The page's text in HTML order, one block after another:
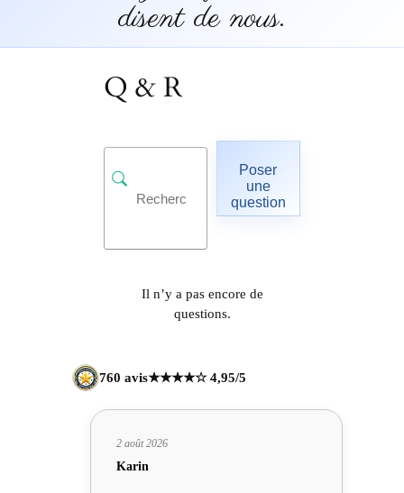
disent de nous.
Q & R
Poser
une
question
Il n’y a pas encore de
questions.
760 avis★★★★☆ 4,95/5
2 août 2026
Karin